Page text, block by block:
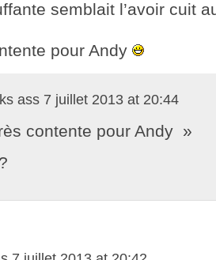
semblait l’avoir cuit
pour Andy
ass 7 juillet 2013 at 20:44
contente pour Andy »